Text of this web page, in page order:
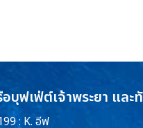
บุฟเฟ่ต์เจ้าพระยา และ
: K. อีฟ